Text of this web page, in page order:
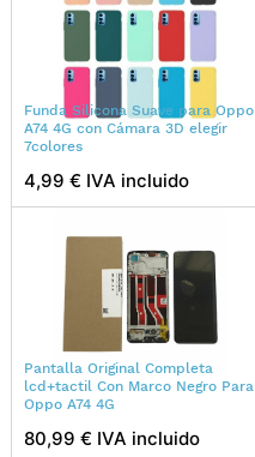
Funda Silicona Suave para Oppo
A74 4G con Cámara 3D elegir
7colores
4,99 € IVA incluido
Pantalla Original Completa
lcd+tactil Con Marco Negro Para
Oppo A74 4G
80,99 € IVA incluido